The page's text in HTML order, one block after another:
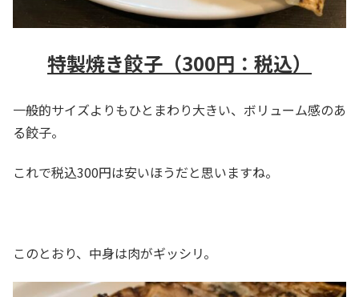
特製焼き餃子（300円：税込）
一般的サイズよりもひとまわり大きい、ボリューム感のあ
る餃子。
これで税込300円は安いほうだと思いますね。
このとおり、中身は肉がギッシリ。